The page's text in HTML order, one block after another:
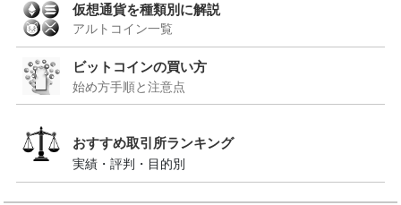
仮想通貨を種類別に解説
アルトコイン一覧
ビットコインの買い方
始め方手順と注意点
おすすめ取引所ランキング
実績・評判・目的別